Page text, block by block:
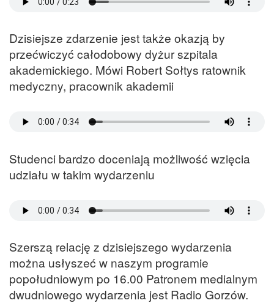
Dzisiejsze zdarzenie jest także okazją by
przećwiczyć całodobowy dyżur szpitala
akademickiego. Mówi Robert Sołtys ratownik
medyczny, pracownik akademii
Studenci bardzo doceniają możliwość wzięcia
udziału w takim wydarzeniu
Szerszą relację z dzisiejszego wydarzenia
można usłyszeć w naszym programie
popołudniowym po 16.00 Patronem medialnym
dwudniowego wydarzenia jest Radio Gorzów.